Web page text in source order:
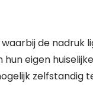
de nadruk
eigen
zelfstandig